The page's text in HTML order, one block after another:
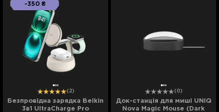
-350 ₴
(2)
Безпровідна зарядка Belkin
3в1 UltraCharge Pro
(0)
Док-станція для миші UNIQ
Nova Magic Mouse (Dark